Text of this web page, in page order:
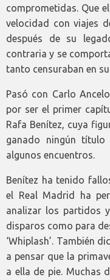
comprometidas. Que
velocidad con viajes
después de su
contraria y se
tanto censuraban en
Pasó con Carlo
por ser el primer
Rafa Benítez, cuya
ganado ningún
algunos encuentros.
Benítez ha tenido
el Real Madrid ha
analizar los partidos
disparos como para
‘Whiplash’. También
a pensar que la
a ella de pie. Muchas